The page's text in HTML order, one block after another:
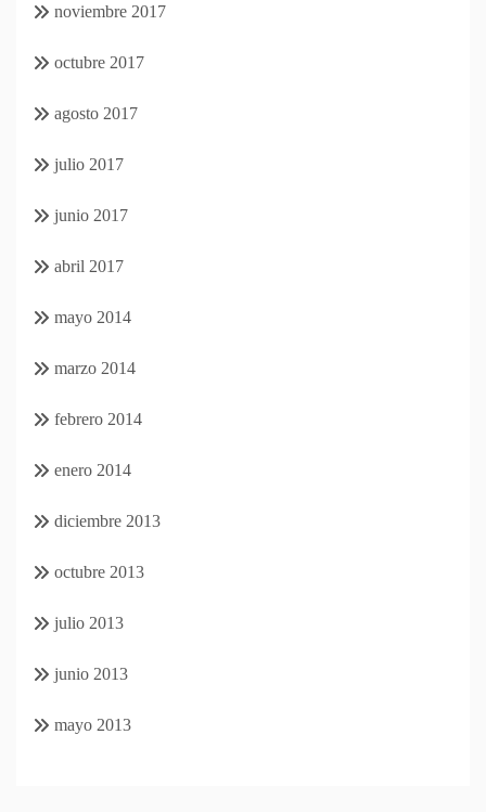
noviembre 2017
octubre 2017
agosto 2017
julio 2017
junio 2017
abril 2017
mayo 2014
marzo 2014
febrero 2014
enero 2014
diciembre 2013
octubre 2013
julio 2013
junio 2013
mayo 2013